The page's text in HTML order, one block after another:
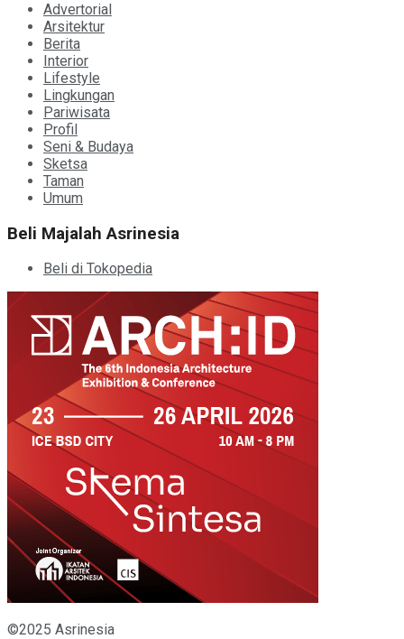
Advertorial
Arsitektur
Berita
Interior
Lifestyle
Lingkungan
Pariwisata
Profil
Seni & Budaya
Sketsa
Taman
Umum
Beli Majalah Asrinesia
Beli di Tokopedia
©2025 Asrinesia